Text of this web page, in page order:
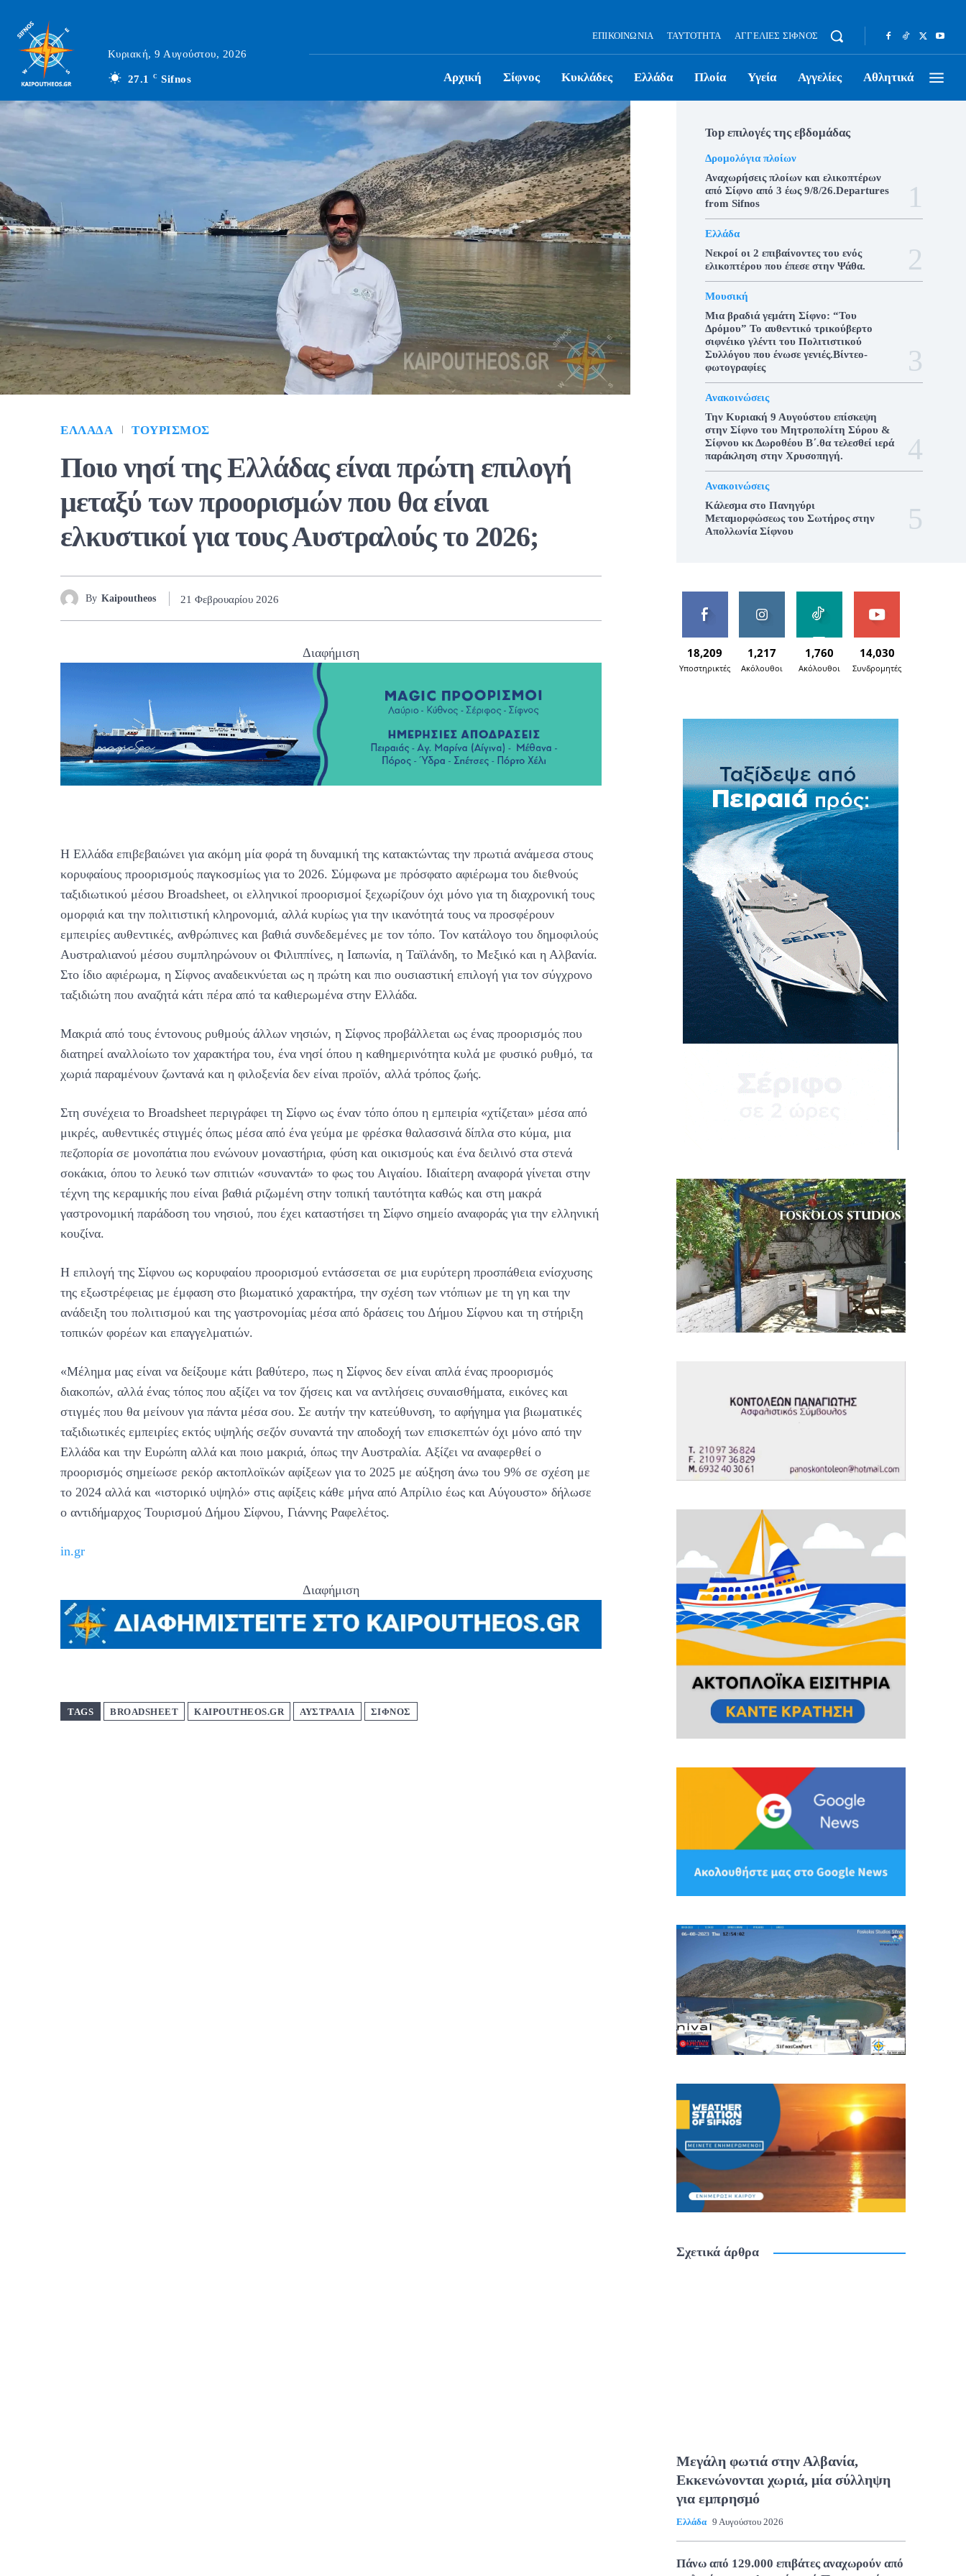
Κυριακή, 9 Αυγούστου, 2026
27.1 C Sifnos
ΕΠΙΚΟΙΝΩΝΊΑ ΤΑΥΤΌΤΗΤΑ ΑΓΓΕΛΊΕΣ ΣΊΦΝΟΣ
Αρχική Σίφνος Κυκλάδες Ελλάδα Πλοία Υγεία Αγγελίες Αθλητικά
ΕΛΛΆΔΑ ΤΟΥΡΙΣΜΌΣ
Ποιο νησί της Ελλάδας είναι πρώτη επιλογή
μεταξύ των προορισμών που θα είναι
ελκυστικοί για τους Αυστραλούς το 2026;
By Kaipoutheos 21 Φεβρουαρίου 2026
Διαφήμιση
Η Ελλάδα επιβεβαιώνει για ακόμη μία φορά τη δυναμική της κατακτώντας την πρωτιά ανάμεσα στους
κορυφαίους προορισμούς παγκοσμίως για το 2026. Σύμφωνα με πρόσφατο αφιέρωμα του διεθνούς
ταξιδιωτικού μέσου Broadsheet, οι ελληνικοί προορισμοί ξεχωρίζουν όχι μόνο για τη διαχρονική τους
ομορφιά και την πολιτιστική κληρονομιά, αλλά κυρίως για την ικανότητά τους να προσφέρουν
εμπειρίες αυθεντικές, ανθρώπινες και βαθιά συνδεδεμένες με τον τόπο. Τον κατάλογο του δημοφιλούς
Αυστραλιανού μέσου συμπληρώνουν οι Φιλιππίνες, η Ιαπωνία, η Ταϊλάνδη, το Μεξικό και η Αλβανία.
Στο ίδιο αφιέρωμα, η Σίφνος αναδεικνύεται ως η πρώτη και πιο ουσιαστική επιλογή για τον σύγχρονο
ταξιδιώτη που αναζητά κάτι πέρα από τα καθιερωμένα στην Ελλάδα.
Μακριά από τους έντονους ρυθμούς άλλων νησιών, η Σίφνος προβάλλεται ως ένας προορισμός που
διατηρεί αναλλοίωτο τον χαρακτήρα του, ένα νησί όπου η καθημερινότητα κυλά με φυσικό ρυθμό, τα
χωριά παραμένουν ζωντανά και η φιλοξενία δεν είναι προϊόν, αλλά τρόπος ζωής.
Στη συνέχεια το Broadsheet περιγράφει τη Σίφνο ως έναν τόπο όπου η εμπειρία «χτίζεται» μέσα από
μικρές, αυθεντικές στιγμές όπως μέσα από ένα γεύμα με φρέσκα θαλασσινά δίπλα στο κύμα, μια
πεζοπορία σε μονοπάτια που ενώνουν μοναστήρια, φύση και οικισμούς και ένα δειλινό στα στενά
σοκάκια, όπου το λευκό των σπιτιών «συναντά» το φως του Αιγαίου. Ιδιαίτερη αναφορά γίνεται στην
τέχνη της κεραμικής που είναι βαθιά ριζωμένη στην τοπική ταυτότητα καθώς και στη μακρά
γαστρονομική παράδοση του νησιού, που έχει καταστήσει τη Σίφνο σημείο αναφοράς για την ελληνική
κουζίνα.
Η επιλογή της Σίφνου ως κορυφαίου προορισμού εντάσσεται σε μια ευρύτερη προσπάθεια ενίσχυσης
της εξωστρέφειας με έμφαση στο βιωματικό χαρακτήρα, την σχέση των ντόπιων με τη γη και την
ανάδειξη του πολιτισμού και της γαστρονομίας μέσα από δράσεις του Δήμου Σίφνου και τη στήριξη
τοπικών φορέων και επαγγελματιών.
«Μέλημα μας είναι να δείξουμε κάτι βαθύτερο, πως η Σίφνος δεν είναι απλά ένας προορισμός
διακοπών, αλλά ένας τόπος που αξίζει να τον ζήσεις και να αντλήσεις συναισθήματα, εικόνες και
στιγμές που θα μείνουν για πάντα μέσα σου. Σε αυτήν την κατεύθυνση, το αφήγημα για βιωματικές
ταξιδιωτικές εμπειρίες εκτός υψηλής σεζόν συναντά την αποδοχή των επισκεπτών όχι μόνο από την
Ελλάδα και την Ευρώπη αλλά και ποιο μακριά, όπως την Αυστραλία. Αξίζει να αναφερθεί ο
προορισμός σημείωσε ρεκόρ ακτοπλοϊκών αφίξεων για το 2025 με αύξηση άνω του 9% σε σχέση με
το 2024 αλλά και «ιστορικό υψηλό» στις αφίξεις κάθε μήνα από Απρίλιο έως και Αύγουστο» δήλωσε
ο αντιδήμαρχος Τουρισμού Δήμου Σίφνου, Γιάννης Ραφελέτος.
in.gr
Διαφήμιση
TAGS BROADSHEET KAIPOUTHEOS.GR ΑΥΣΤΡΑΛΙΑ ΣΙΦΝΟΣ
Top επιλογές της εβδομάδας
Δρομολόγια πλοίων
Αναχωρήσεις πλοίων και ελικοπτέρων
από Σίφνο από 3 έως 9/8/26.Departures
from Sifnos
Ελλάδα
Νεκροί οι 2 επιβαίνοντες του ενός
ελικοπτέρου που έπεσε στην Ψάθα.
Μουσική
Μια βραδιά γεμάτη Σίφνο: “Του
Δρόμου” Το αυθεντικό τρικούβερτο
σιφνέικο γλέντι του Πολιτιστικού
Συλλόγου που ένωσε γενιές.Βίντεο-
φωτογραφίες
Ανακοινώσεις
Την Κυριακή 9 Αυγούστου επίσκεψη
στην Σίφνο του Μητροπολίτη Σύρου &
Σίφνου κκ Δωροθέου Β΄.θα τελεσθεί ιερά
παράκληση στην Χρυσοπηγή.
Ανακοινώσεις
Κάλεσμα στο Πανηγύρι
Μεταμορφώσεως του Σωτήρος στην
Απολλωνία Σίφνου
18,209
Υποστηρικτές
1,217
Ακόλουθοι
1,760
Ακόλουθοι
14,030
Συνδρομητές
Σχετικά άρθρα
Μεγάλη φωτιά στην Αλβανία,
Εκκενώνονται χωριά, μία σύλληψη
για εμπρησμό
Ελλάδα 9 Αυγούστου 2026
Πάνω από 129.000 επιβάτες αναχωρούν από